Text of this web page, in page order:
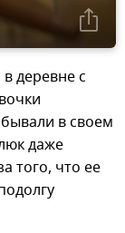
деревне с
в своем
даже
того, что ее